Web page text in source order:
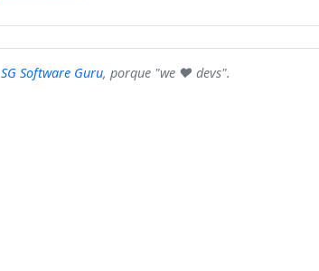
SG Software Guru, porque "we ♥ devs".